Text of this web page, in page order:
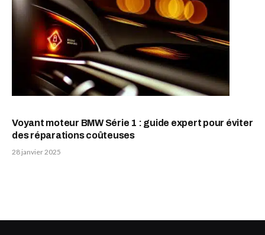
Voyant moteur BMW Série 1 : guide expert pour éviter
des réparations coûteuses
28 janvier 2025